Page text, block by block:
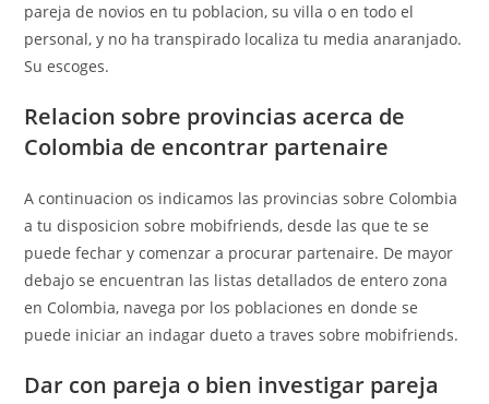
pareja de novios en tu poblacion, su villa o en todo el
personal, y no ha transpirado localiza tu media anaranjado.
Su escoges.
Relacion sobre provincias acerca de
Colombia de encontrar partenaire
A continuacion os indicamos las provincias sobre Colombia
a tu disposicion sobre mobifriends, desde las que te se
puede fechar y comenzar a procurar partenaire. De mayor
debajo se encuentran las listas detallados de entero zona
en Colombia, navega por los poblaciones en donde se
puede iniciar an indagar dueto a traves sobre mobifriends.
Dar con pareja o bien investigar pareja